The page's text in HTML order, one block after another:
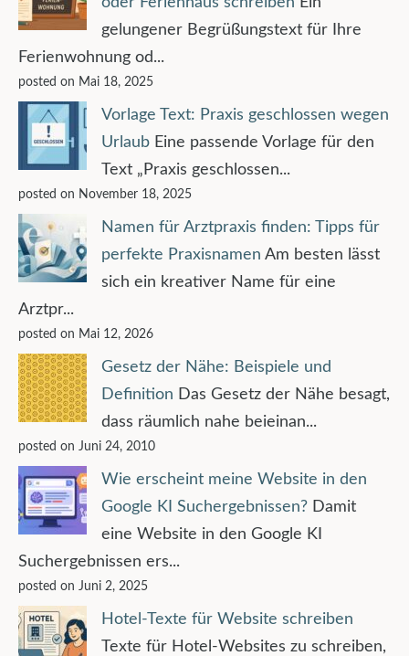
gelungener Begrüßungstext für Ihre
Ferienwohnung od...
posted on Mai 18, 2025
Vorlage Text: Praxis geschlossen wegen
Urlaub Eine passende Vorlage für den
Text „Praxis geschlossen...
posted on November 18, 2025
Namen für Arztpraxis finden: Tipps für
perfekte Praxisnamen Am besten lässt
sich ein kreativer Name für eine
Arztpr...
posted on Mai 12, 2026
Gesetz der Nähe: Beispiele und
Definition Das Gesetz der Nähe besagt,
dass räumlich nahe beieinan...
posted on Juni 24, 2010
Wie erscheint meine Website in den
Google KI Suchergebnissen? Damit
eine Website in den Google KI
Suchergebnissen ers...
posted on Juni 2, 2025
Hotel-Texte für Website schreiben
Texte für Hotel-Websites zu schreiben,